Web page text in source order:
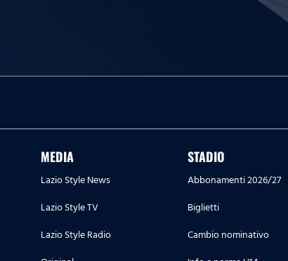
MEDIA
Lazio Style News
Lazio Style TV
Lazio Style Radio
STADIO
Abbonamenti 2026/27
Biglietti
Cambio nominativo